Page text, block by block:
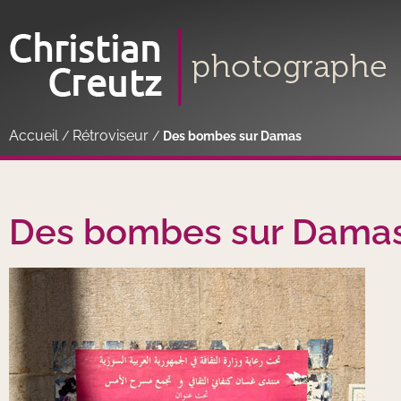
Accueil / Rétroviseur / Des bombes sur Damas
Des bombes sur